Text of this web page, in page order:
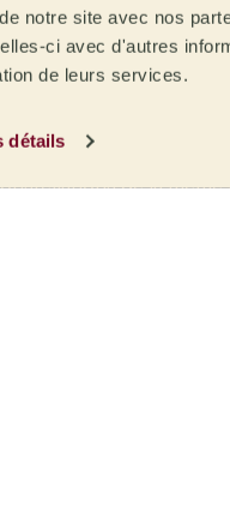
notre site avec nos
ci avec d'autres
de leurs services.
détails
le nom d’étoiles.
cafés reçoit le nom
lots sont élaborés à
de la